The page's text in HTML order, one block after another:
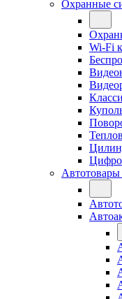
Охранные
Wi-Fi
Автотовары